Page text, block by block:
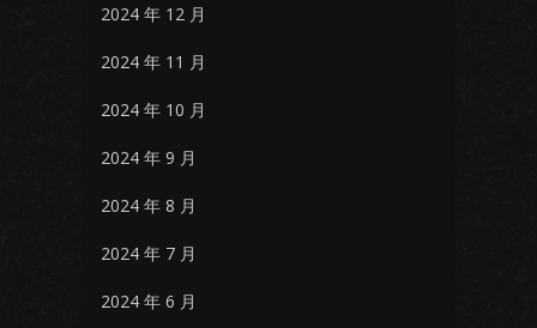
2024 年 12 月
2024 年 11 月
2024 年 10 月
2024 年 9 月
2024 年 8 月
2024 年 7 月
2024 年 6 月